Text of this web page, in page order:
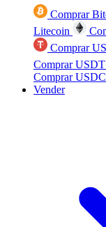
Comprar
Litecoin
Comprar
Comprar
Comprar
Vender